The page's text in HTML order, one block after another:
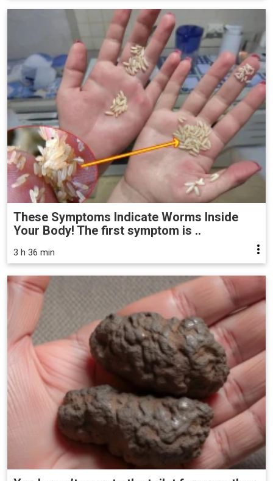
These Symptoms Indicate Worms Inside
Your Body! The first symptom is ..
3 h 36 min